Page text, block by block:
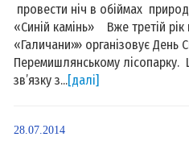
провести ніч в обіймах
«Синій камінь» Вже третій
«Галичани»» організовує День
Перемишлянському лісопарку.
зв’язку з...[далі]
28.07.2014